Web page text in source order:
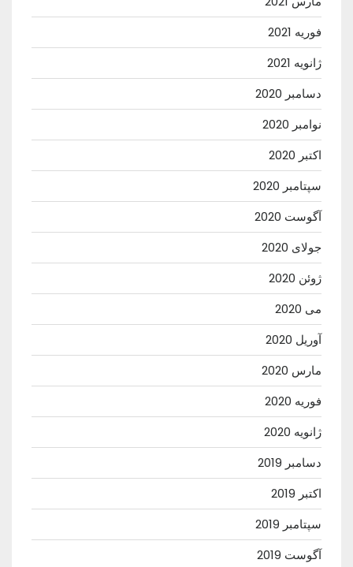
فوریه 2021
ژانویه 2021
دسامبر 2020
نوامبر 2020
اکتبر 2020
سپتامبر 2020
آگوست 2020
جولای 2020
ژوئن 2020
می 2020
آوریل 2020
مارس 2020
فوریه 2020
ژانویه 2020
دسامبر 2019
اکتبر 2019
سپتامبر 2019
آگوست 2019